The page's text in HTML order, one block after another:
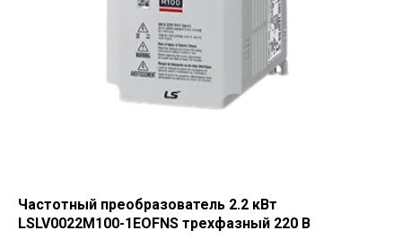
Частотный преобразователь 2.2 кВт
LSLV0022M100-1EOFNS трехфазный 220 В